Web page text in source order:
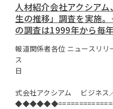
人材紹介会社アクシア
生の推移」調査を実施
の調査は1999年から毎
報道関係者各位 ニュースリリ
ス
日
式会社アクシアム ビジネス